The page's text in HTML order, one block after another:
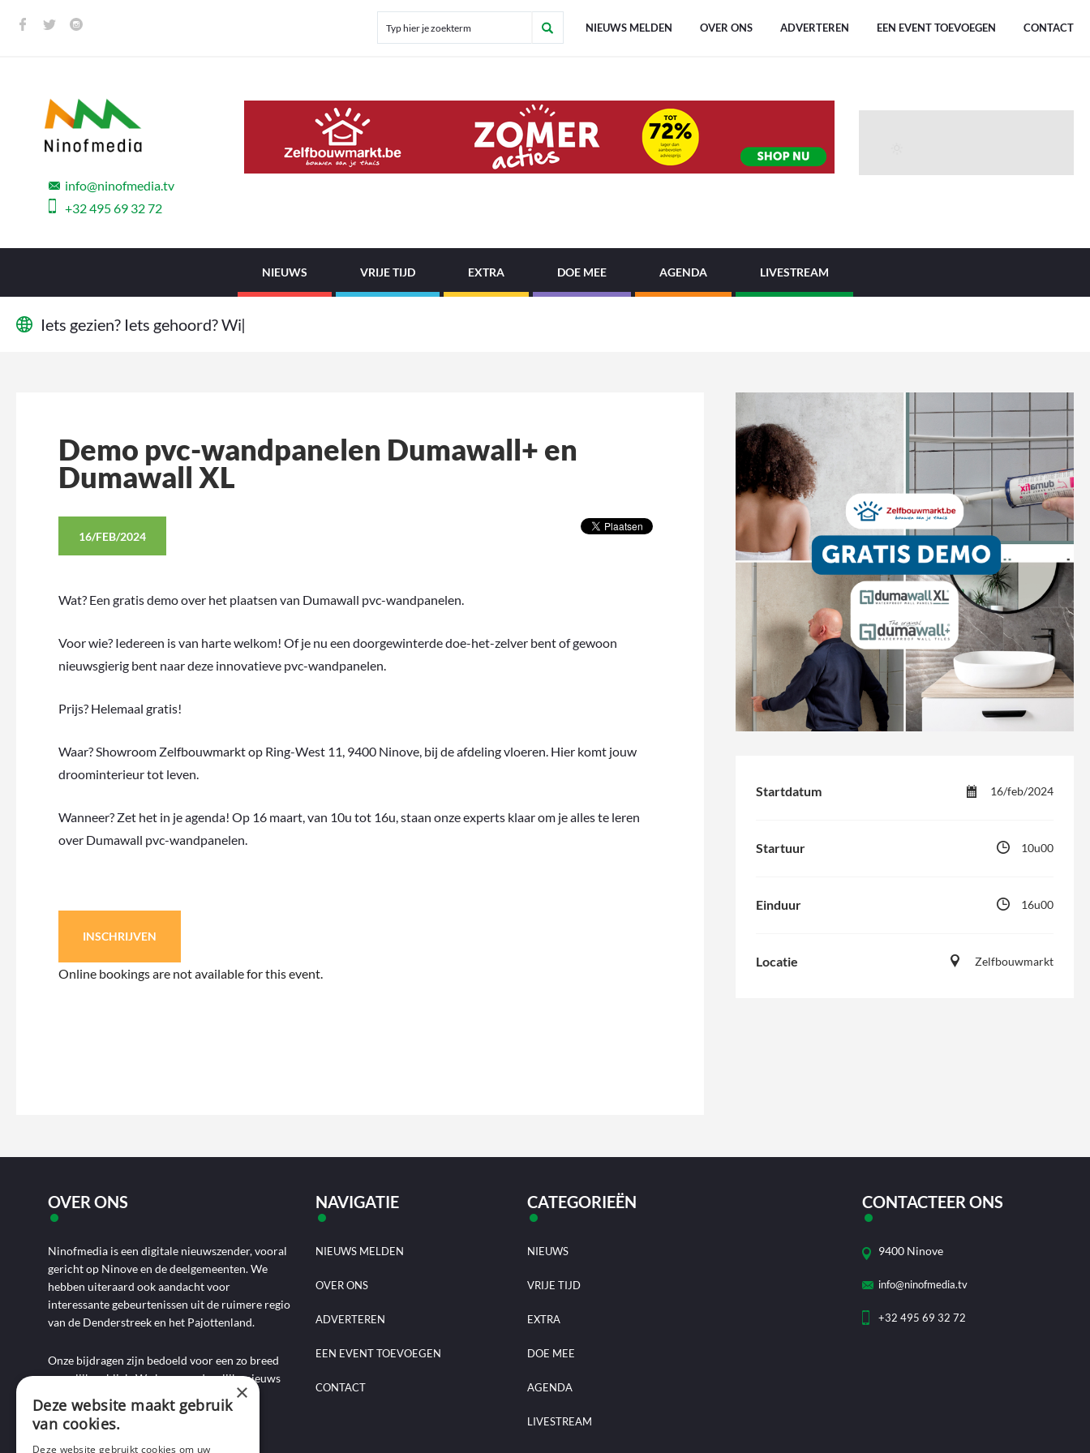
NIEUWS MELDEN OVER ONS ADVERTEREN EEN EVENT TOEVOEGEN CONTACT
info@ninofmedia.tv
+32 495 69 32 72
NIEUWS VRIJE TIJD EXTRA DOE MEE AGENDA LIVESTREAM
Iets gezien? Iets gehoord?Wij
Demo pvc-wandpanelen Dumawall+ en
Dumawall XL
16/FEB/2024
Wat? Een gratis demo over het plaatsen van Dumawall pvc-wandpanelen.
Voor wie? Iedereen is van harte welkom! Of je nu een doorgewinterde doe-het-zelver bent of gewoon
nieuwsgierig bent naar deze innovatieve pvc-wandpanelen.
Prijs? Helemaal gratis!
Waar? Showroom Zelfbouwmarkt op Ring-West 11, 9400 Ninove, bij de afdeling vloeren. Hier komt jouw
droominterieur tot leven.
Wanneer? Zet het in je agenda! Op 16 maart, van 10u tot 16u, staan onze experts klaar om je alles te leren
over Dumawall pvc-wandpanelen.
INSCHRIJVEN
Online bookings are not available for this event.
Startdatum 16/feb/2024
Startuur 10u00
Einduur 16u00
Locatie Zelfbouwmarkt
OVER ONS
Ninofmedia is een digitale nieuwszender, vooral
gericht op Ninove en de deelgemeenten. We
hebben uiteraard ook aandacht voor
interessante gebeurtenissen uit de ruimere regio
van de Denderstreek en het Pajottenland.
Onze bijdragen zijn bedoeld voor een zo breed
mogelijk publiek. We brengen dagelijks nieuws
aan de hand van artikels, foto-, audio- en
videoverslagen, interviews, reportages en
commentaarstukken.
NAVIGATIE
NIEUWS MELDEN
OVER ONS
ADVERTEREN
EEN EVENT TOEVOEGEN
CONTACT
CATEGORIEËN
NIEUWS
VRIJE TIJD
EXTRA
DOE MEE
AGENDA
LIVESTREAM
CONTACTEER ONS
9400 Ninove
info@ninofmedia.tv
+32 495 69 32 72
×
Deze website maakt gebruik
van cookies.
Deze website gebruikt cookies om uw